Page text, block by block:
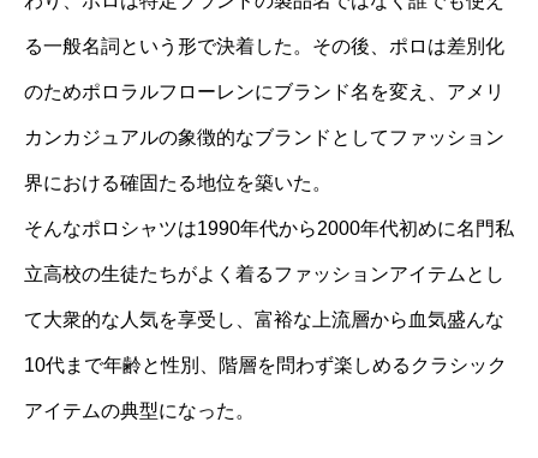
る一般名詞という形で決着した。その後、ポロは差別化
のためポロラルフローレンにブランド名を変え、アメリ
カンカジュアルの象徴的なブランドとしてファッション
界における確固たる地位を築いた。
そんなポロシャツは1990年代から2000年代初めに名門私
立高校の生徒たちがよく着るファッションアイテムとし
て大衆的な人気を享受し、富裕な上流層から血気盛んな
10代まで年齢と性別、階層を問わず楽しめるクラシック
アイテムの典型になった。